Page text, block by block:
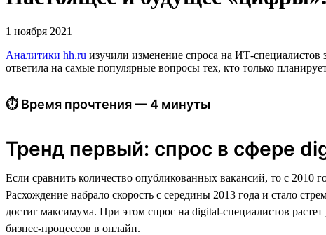
1 ноября 2021
Аналитики hh.ru изучили изменение спроса на ИТ-специалистов
ответила на самые популярные вопросы тех, кто только
⏱ Время прочтения — 4 минуты
Тренд первый: спрос в сфере
Если сравнить количество опубликованных вакансий, то с 2010
Расхождение набрало скорость с середины 2013 года и стало
достиг максимума. При этом спрос на digital-специалистов
бизнес-процессов в онлайн.